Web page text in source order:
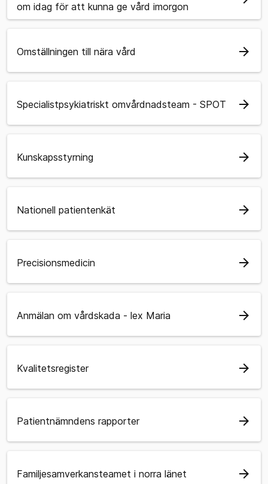
om idag för att kunna ge vård imorgon
Omställningen till nära vård arrow_forward
Specialistpsykiatriskt omvårdnadsteam - SPOT arrow_forward
Kunskapsstyrning arrow_forward
Nationell patientenkät arrow_forward
Precisionsmedicin arrow_forward
Anmälan om vårdskada - lex Maria arrow_forward
Kvalitetsregister arrow_forward
Patientnämndens rapporter arrow_forward
Familjesamverkansteamet i norra länet arrow_forward